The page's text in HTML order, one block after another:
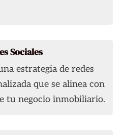
Sociales
estrategia de redes
que se alinea con
tu negocio inmobiliario.